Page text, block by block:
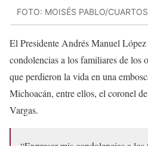
FOTO: MOISÉS PABLO/
El Presidente Andrés Manuel
condolencias a los familiares de los
que perdieron la vida en una
Michoacán, entre ellos, el coronel
Vargas.